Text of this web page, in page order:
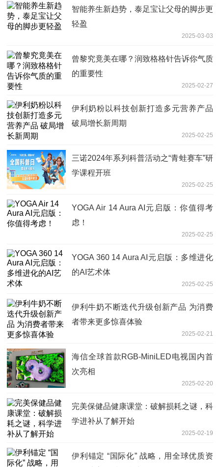
智能养生新趋势，泰足宝让父母的脚步更
轻盈
2025-03-03
曾黎究竟美在哪？润致格格针告诉你气质
的重要性
2025-02-27
伊利奶粉以科技创新打造多元营养产品
破局增长新周期
2025-02-25
三诺2024年系列科普活动之“青蛙赛车”研
学课程开班
2025-02-25
YOGA Air 14 Aura AI元启版：你值得考
虑！
2025-02-25
YOGA 360 14 Aura AI元启版：多维进化
的AI艺术体
2025-02-25
伊利牛奶不断迭代升级创新产品 为消费
者带来更多惊喜体验
2025-02-21
海信全球首款RGB-MiniLED电视国内首
次亮相
2025-02-20
完美保健品健康课堂：破解损耗之谜，科
学进补从了解开始
2025-02-19
伊利锚定 “国际化” 战略，用全球优质资